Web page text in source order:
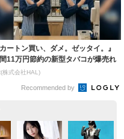
カートン買い、ダメ。ゼッタイ。』
11万円節約の新型タバコが爆売れ
株式会社HAL)
Recommended by